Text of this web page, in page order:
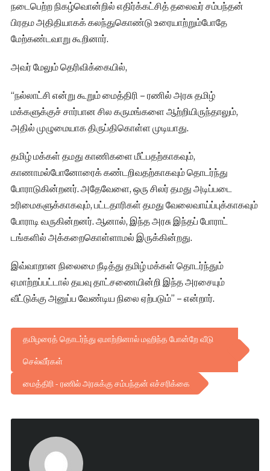
நடைபெற்ற நிகழ்வொன்றில் எதிர்க்கட்சித் தலைவர் சம்பந்தன்
பிரதம அதிதியாகக் கலந்துகொண்டு உரையாற்றும்போதே
மேற்கண்டவாறு கூறினார்.
அவர் மேலும் தெரிவிக்கையில்,
“நல்லாட்சி என்று கூறும் மைத்திரி – ரணில் அரசு தமிழ்
மக்களுக்குச் சார்பான சில கருமங்களை ஆற்றியிருந்தாலும்,
அதில் முழுமையாக திருப்திகொள்ள முடியாது.
தமிழ் மக்கள் தமது காணிகளை மீட்பதற்காகவும்,
காணாமல்போனோரைக் கண்டறிவதற்காகவும் தொடர்ந்து
போராடுகின்றனர். அதேவேளை, ஒரு சிலர் தமது அடிப்படை
உரிமைகளுக்காகவும், பட்டதாரிகள் தமது வேலைவாய்ப்புக்காகவும்
போராடி வருகின்றனர். ஆனால், இந்த அரசு இந்தப் போராட்
டங்களில் அக்கறைகொள்ளாமல் இருக்கின்றது.
இவ்வாறான நிலைமை நீடித்து தமிழ் மக்கள் தொடர்ந்தும்
ஏமாற்றப்பட்டால் தயவு தாட்சணையின்றி இந்த அரசையும்
வீட்டுக்கு அனுப்ப வேண்டிய நிலை ஏற்படும்” – என்றார்.
தமிழரைத் தொடர்ந்து ஏமாற்றினால் மஹிந்த போன்றே வீடு
செல்வீர்கள்
மைத்திரி - ரணில் அரசுக்கு சம்பந்தன் எச்சரிக்கை